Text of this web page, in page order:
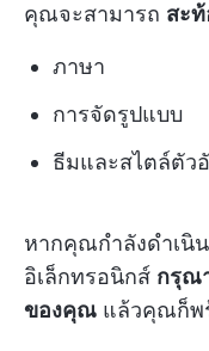
คุณจะสามารถ สะ
ภาษา
การจัดรูปแบบ
ธีมและสไตล์ตัว
หากคุณกำลังดำเนิ
อิเล็กทรอนิกส์ กรุณ
ของคุณ แล้วคุณก็พ